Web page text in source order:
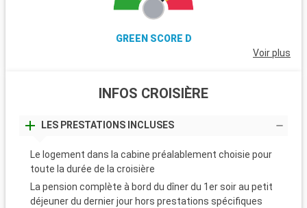
GREEN SCORE D
Voir plus
INFOS CROISIÈRE
LES PRESTATIONS INCLUSES
Le logement dans la cabine préalablement choisie pour
toute la durée de la croisière
La pension complète à bord du dîner du 1er soir au petit
déjeuner du dernier jour hors prestations spécifiques